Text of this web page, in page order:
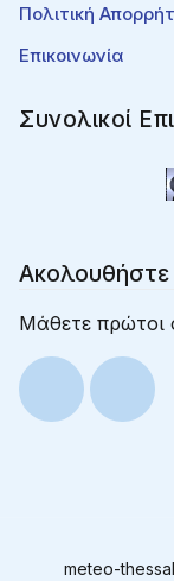
Πολιτική
Επικοινωνία
Συνολικοί
Μάθετε πρώτοι
meteo-